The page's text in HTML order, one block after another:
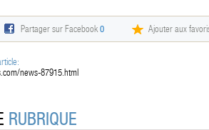
Partager sur Facebook0 Ajouter aux
news-87915.html
RUBRIQUE